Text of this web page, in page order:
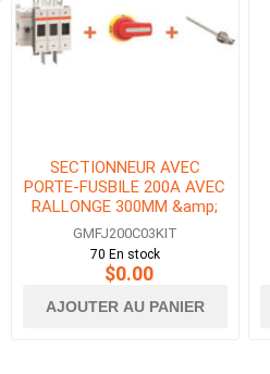
SECTIONNEUR AVEC
PORTE-FUSBILE 200A AVEC
RALLONGE 300MM &amp;
POIGNEE VERROUILLAGE DE
PORTE
GMFJ200C03KIT
70 En stock
$0.00
AJOUTER AU PANIER